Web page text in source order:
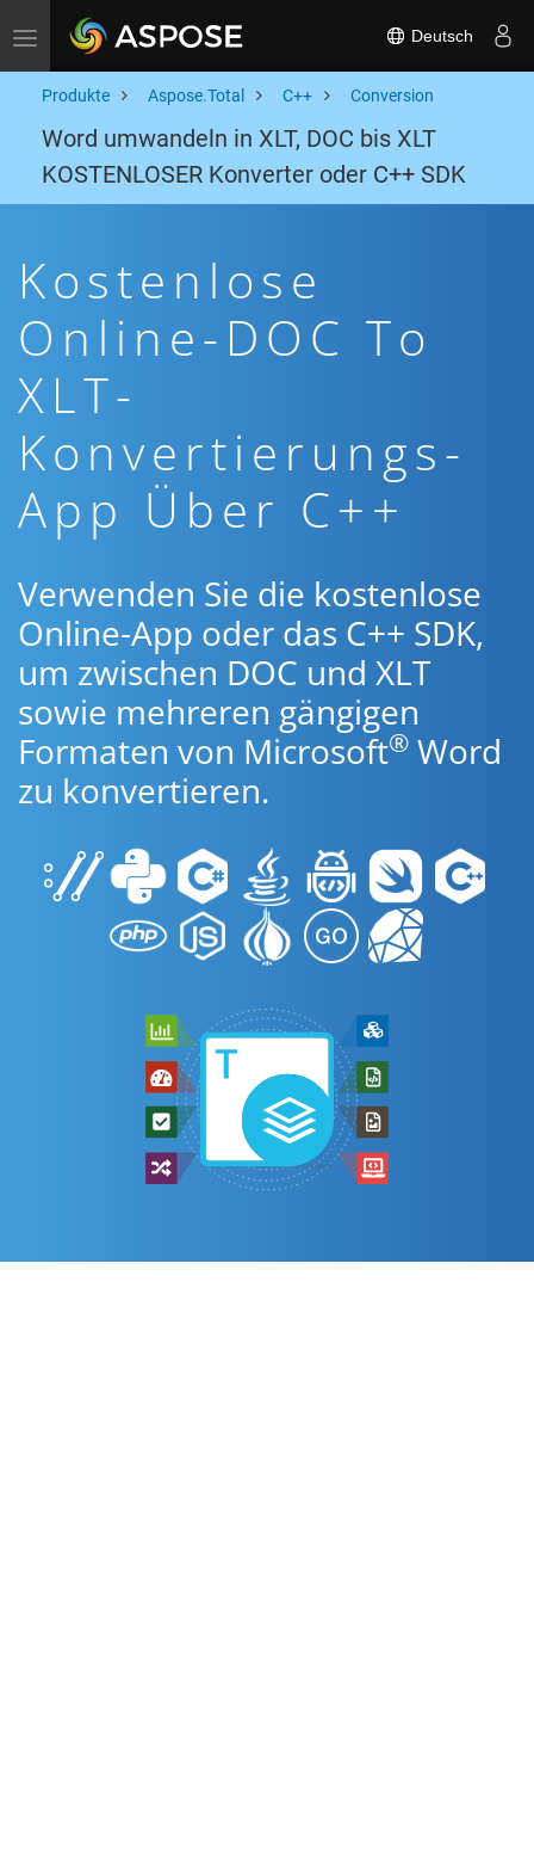
Toggle navigation Deutsch
Produkte Aspose.Total C++ Conversion
Word umwandeln in XLT, DOC bis XLT
KOSTENLOSER Konverter oder C++ SDK
Kostenlose
Online-DOC To
XLT-
Konvertierungs-
App Über C++
Verwenden Sie die kostenlose
Online-App oder das C++ SDK,
um zwischen DOC und XLT
sowie mehreren gängigen
Formaten von Microsoft® Word
zu konvertieren.